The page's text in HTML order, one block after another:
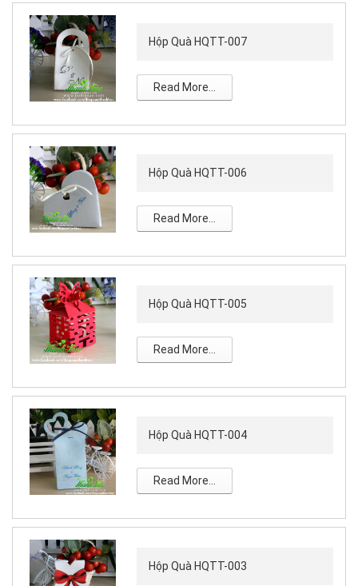
Hộp Quà HQTT-007
Read More...
Hộp Quà HQTT-006
Read More...
Hộp Quà HQTT-005
Read More...
Hộp Quà HQTT-004
Read More...
Hộp Quà HQTT-003